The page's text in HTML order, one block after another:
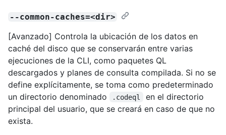
--common-caches=<dir>
[Avanzado] Controla la ubicación de los datos en
caché del disco que se conservarán entre varias
ejecuciones de la CLI, como paquetes QL
descargados y planes de consulta compilada. Si no se
define explícitamente, se toma como predeterminado
un directorio denominado
.codeql
en el directorio
principal del usuario, que se creará en caso de que no
exista.